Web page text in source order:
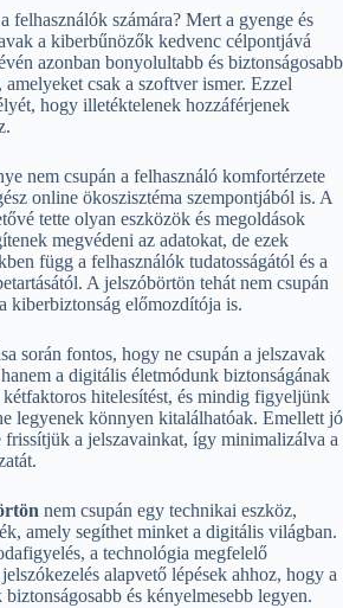
felhasználók számára? Mert a gyenge és
a kiberbűnözők kedvenc célpontjává
azonban bonyolultabb és biztonságosabb
csak a szoftver ismer. Ezzel
hogy illetéktelenek hozzáférjenek
nem csupán a felhasználó komfortérzete
online ökoszisztéma szempontjából is. A
tette olyan eszközök és megoldások
megvédeni az adatokat, de ezek
függ a felhasználók tudatosságától és a
A jelszóbörtön tehát nem csupán
kiberbiztonság előmozdítója is.
során fontos, hogy ne csupán a jelszavak
a digitális életmódunk biztonságának
hitelesítést, és mindig figyeljünk
legyenek könnyen kitalálhatóak. Emellett jó
a jelszavainkat, így minimalizálva a
nem csupán egy technikai eszköz,
amely segíthet minket a digitális világban.
a technológia megfelelő
alapvető lépések ahhoz, hogy a
és kényelmesebb legyen.